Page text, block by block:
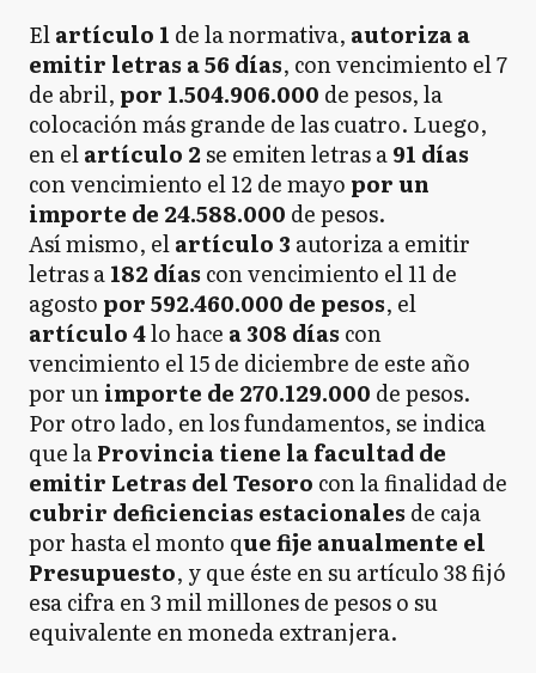
Elartículo 1 de la normativa, autoriza a
emitir letras a 56 días, con vencimiento el 7
de abril, por 1.504.906.000 de pesos, la
colocación más grande de las cuatro. Luego,
en elartículo 2se emiten letras a91 días
con vencimiento el 12 de mayo por un
importe de 24.588.000 de pesos.
Así mismo, elartículo 3 autoriza a emitir
letras a182 días con vencimiento el 11 de
agosto por 592.460.000 de pesos, el
artículo 4lo hace a 308 días con
vencimiento el 15 de diciembre de este año
por unimporte de 270.129.000 de pesos.
Por otro lado, en los fundamentos, se indica
que laProvincia tiene la facultad de
emitir Letras del Tesoro con la finalidad de
cubrir deficiencias estacionales de caja
por hasta el monto que fije anualmente el
Presupuesto, y que éste en su artículo 38 fijó
esa cifra en 3 mil millones de pesos o su
equivalente en moneda extranjera.